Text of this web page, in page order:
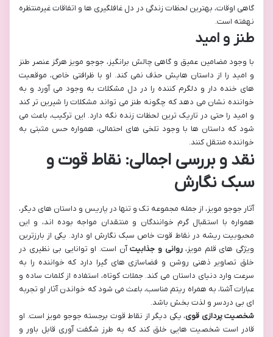
گاهی اوقات، بهترین لحظات زندگی در دل غافلگیری ها و اتفاقات غیرمنتظره
نهفته است.
طنز و امید
با وجود مضامین عمیق و گاهی چالش برانگیز، جوجو مویز هرگز عنصر طنز
و امید را از داستان هایش حذف نمی کند. او با ظرافتی خاص، موقعیت
های خنده دار و دلگرم کننده را در دل مشکلات به وجود می آورد و به
خواننده نشان می دهد که چگونه طنز می تواند مشکلات را شیرین تر کند
و امید را حتی در تاریک ترین لحظات زنده نگه دارد. این ترکیب، باعث می
شود که داستان ها با وجود تلخی های احتمالی، همواره حس مثبتی به
خواننده منتقل کنند.
نقد و بررسی اجمالی: نقاط قوت و
سبک نگارش
آثار جوجو مویز، از جمله مجموعه تک و تنها در پاریس و داستان های دیگر،
همواره با استقبال گرم خوانندگان و منتقدان مواجه بوده اند، و این
محبوبیت ریشه در نقاط قوت خاص سبک نگارش او دارد. یکی از بارزترین
ویژگی های قلم مویز،روانی و جذابیتآن است. او توانایی بی نظیری در
خلق تصاویر ذهنی روشن و فضاسازی های گیرا دارد که خواننده را به
سرعت وارد دنیای داستان می کند. جملات کوتاه، استفاده از کلمات ساده و
عبارات آشنا، به همراه ریتم مناسب، باعث می شود که خواندن آثار او تجربه
ای بی دردسر و لذت بخش باشد.
شخصیت پردازی قوی، یکی دیگر از نقاط قوت برجسته جوجو مویز است. او
قادر است شخصیت هایی خلق کند که به طرز شگفت آوری قابل باور و